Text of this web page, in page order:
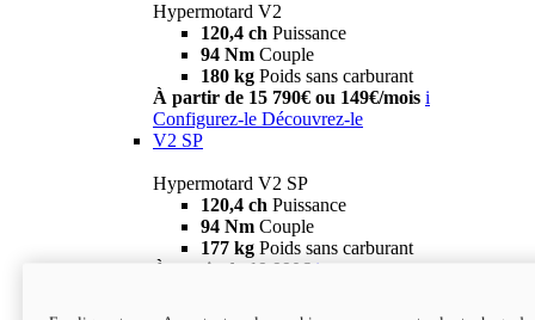
Hypermotard V2
120,4 ch Puissance
94 Nm Couple
180 kg Poids sans carburant
À partir de 15 790€ ou 149€/mois i
Configurez-le Découvrez-le
V2 SP
Hypermotard V2 SP
120,4 ch Puissance
94 Nm Couple
177 kg Poids sans carburant
À partir de 19 990€ i
new
V2 SP 100